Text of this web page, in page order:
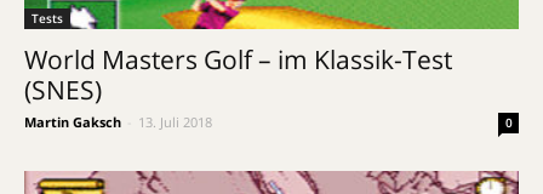
Tests
World Masters Golf – im Klassik-Test
(SNES)
Martin Gaksch 13. Juli 2018 0